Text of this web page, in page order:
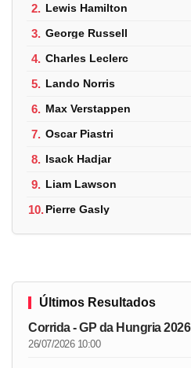
2. Lewis Hamilton
3. George Russell
4. Charles Leclerc
5. Lando Norris
6. Max Verstappen
7. Oscar Piastri
8. Isack Hadjar
9. Liam Lawson
10.Pierre Gasly
Últimos Resultados
Corrida - GP da Hungria 2026
26/07/2026 10:00